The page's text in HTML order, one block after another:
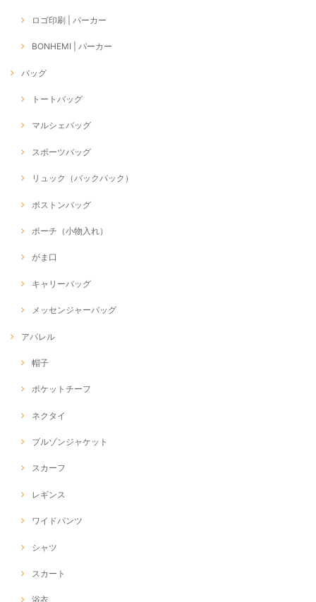
ロゴ印刷 | パーカー
BONHEMI | パーカー
バッグ
トートバッグ
マルシェバッグ
スポーツバッグ
リュック（バックパック）
ボストンバッグ
ポーチ（小物入れ）
がま口
キャリーバッグ
メッセンジャーバッグ
アパレル
帽子
ポケットチーフ
ネクタイ
ブルゾンジャケット
スカーフ
レギンス
ワイドパンツ
シャツ
スカート
浴衣